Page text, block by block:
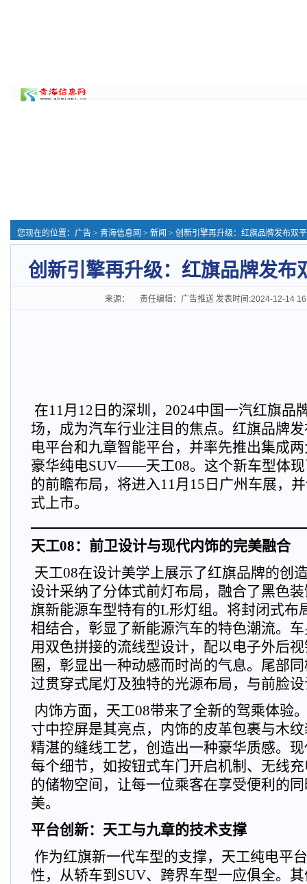
您现在的位置： 广告 > 青海信息网 > 新闻 > 创新引擎再升级：红旗品牌发布双
创新引擎再升级：红旗品牌发布
来源： 责任编辑：广告推送 发表时间:2024-12-14
在11月12日的深圳，2024中国一汽红旗品
场，成为汽车行业注目的焦点。红旗品牌
电平台和九章智能平台，并率先推出集成
豪华纯电SUV——天工08。这个新车型体
的前瞻布局，将进入11月15日广州车展，
式上市。
天工08：前卫设计与现代内饰的完美融合
天工08在设计美学上展示了红旗品牌的创
设计采纳了分体式前灯布局，融合了黑色
旗新能源车型特有的L形灯组。将封闭式布
相结合，彰显了新能源汽车的特色潮流。
用双色拼接的流线型设计，配以电子外后
圈，彰显出一种动感而时尚的气息。尾部
过贯穿式尾灯及独特的光源布局，与前脸
内饰方面，天工08带来了全新的驾乘体验
寸中控屏是其亮点，内饰的皮革包裹与木
精湛的缝线工艺，创造出一种豪华质感。
每个细节，如按钮式车门开启机制、无线
的储物空间，让每一位乘客在享受便利的
美。
平台创新：天工与九章的技术支撑
作为红旗新一代车型的支撑，天工纯电平
性，从轿车到SUV、跨界车型一应俱全。